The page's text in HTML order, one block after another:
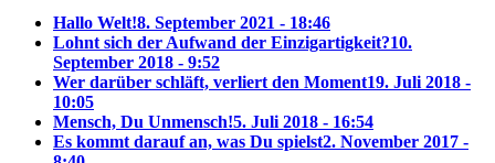
Hallo Welt!8. September 2021 - 18:46
Lohnt sich der Aufwand der Einzigartigkeit?10.
September 2018 - 9:52
Wer darüber schläft, verliert den Moment19. Juli 2018 -
10:05
Mensch, Du Unmensch!5. Juli 2018 - 16:54
Es kommt darauf an, was Du spielst2. November 2017 -